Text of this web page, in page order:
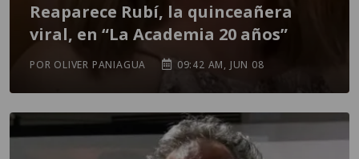
Reaparece Rubí, la quinceañera
viral, en “La Academia 20 años”
POR OLIVER PANIAGUA 09:42 AM, JUN 08